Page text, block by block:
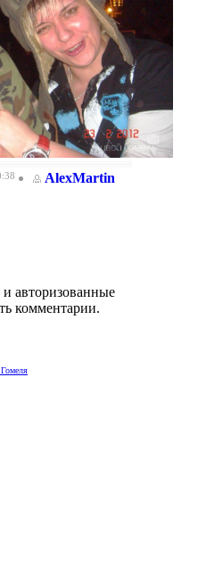
AlexMartin
и авторизованные
комментарии.